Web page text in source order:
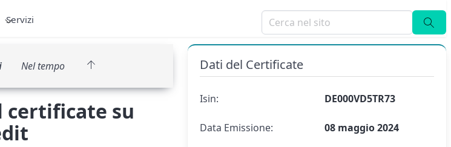
Servizi
Nel tempo
certificate su
Dati del Certificate
Isin: DE000VD5TR73
Data Emissione: 08 maggio 2024